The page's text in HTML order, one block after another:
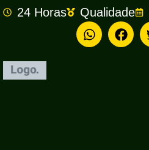
24 Horas Qualidade